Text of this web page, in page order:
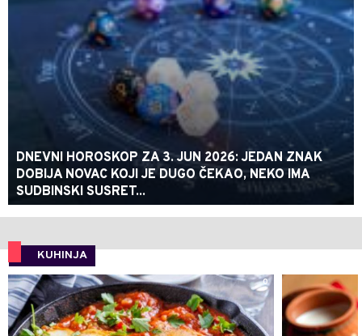
DNEVNI HOROSKOP ZA 3. JUN 2026: JEDAN ZNAK
DOBIJA NOVAC KOJI JE DUGO ČEKAO, NEKO IMA
SUDBINSKI SUSRET...
KUHINJA
0